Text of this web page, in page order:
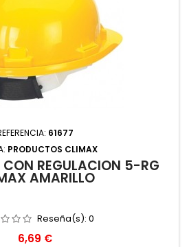
61677
PRODUCTOS CLIMAX
REGULACION 5-RG
AMARILLO
Reseña(s): 0
Precio
6,69 €